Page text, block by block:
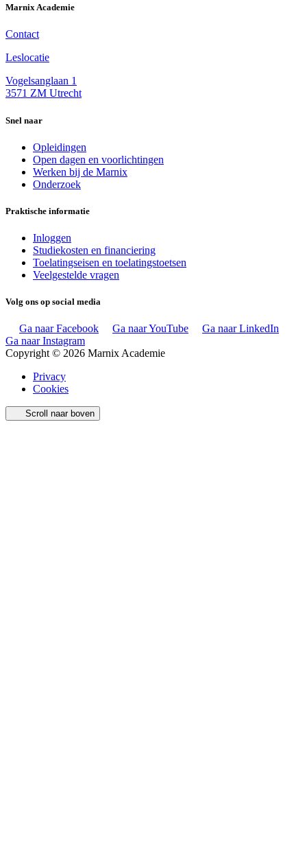
Marnix Academie
Contact
Leslocatie
Vogelsanglaan 1
3571 ZM Utrecht
Snel naar
Opleidingen
Open dagen en voorlichtingen
Werken bij de Marnix
Onderzoek
Praktische informatie
Inloggen
Studiekosten en financiering
Toelatingseisen en toelatingstoetsen
Veelgestelde vragen
Volg ons op social media
Ga naar Facebook Ga naar YouTube
Ga naar LinkedIn
Ga naar Instagram
Copyright © 2026 Marnix Academie
Privacy
Cookies
Scroll naar boven